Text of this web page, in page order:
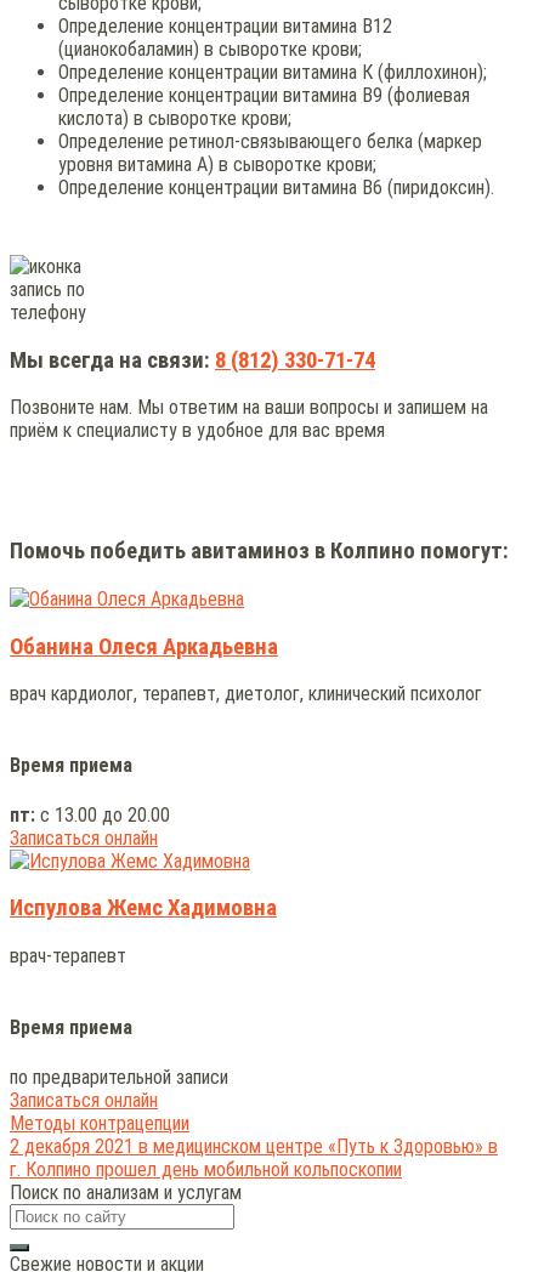
Определение концентрации витамина В12
(цианокобаламин) в сыворотке крови;
Определение концентрации витамина К (филлохинон);
Определение концентрации витамина В9 (фолиевая
кислота) в сыворотке крови;
Определение ретинол-связывающего белка (маркер
уровня витамина А) в сыворотке крови;
Определение концентрации витамина В6 (пиридоксин).
Мы всегда на связи: 8 (812) 330-71-74
Позвоните нам. Мы ответим на ваши вопросы и запишем на
приём к специалисту в удобное для вас время
Помочь победить авитаминоз в Колпино помогут:
Обанина Олеся Аркадьевна
врач кардиолог, терапевт, диетолог, клинический психолог
Время приема
пт: с 13.00 до 20.00
Записаться онлайн
Испулова Жемс Хадимовна
врач-терапевт
Время приема
по предварительной записи
Записаться онлайн
Методы контрацепции
2 декабря 2021 в медицинском центре «Путь к Здоровью» в
г. Колпино прошел день мобильной кольпоскопии
Поиск по анализам и услугам
Свежие новости и акции